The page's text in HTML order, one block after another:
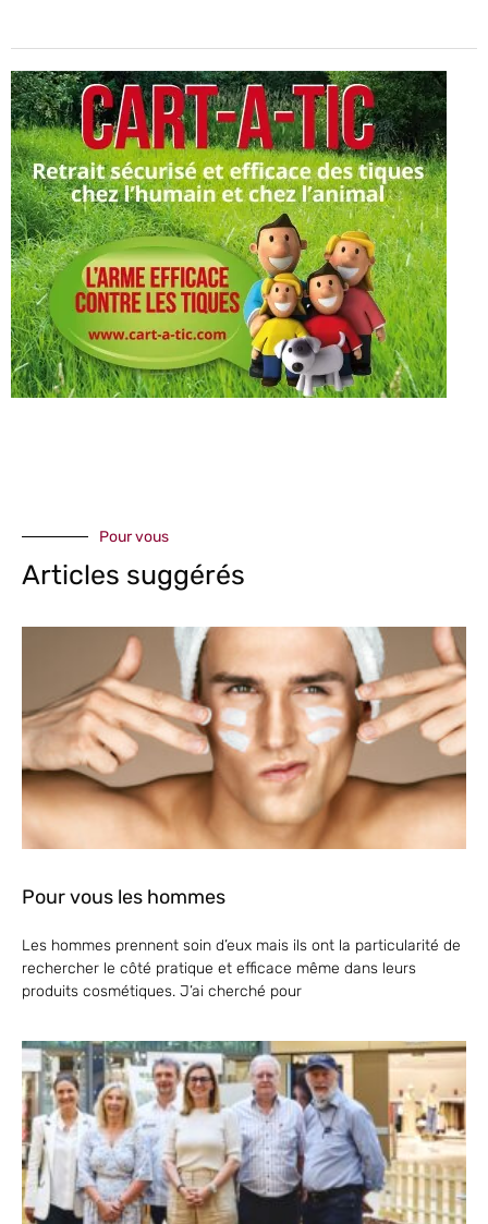
Pour vous
Articles suggérés
Pour vous les hommes
Les hommes prennent soin d’eux mais ils ont la particularité de
rechercher le côté pratique et efficace même dans leurs
produits cosmétiques. J’ai cherché pour